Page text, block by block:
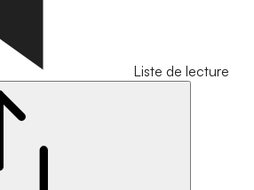
Liste de lecture